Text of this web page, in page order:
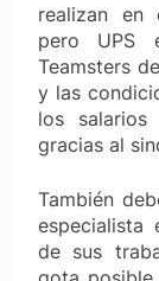
realizan en
pero UPS
Teamsters
y las
los
gracias al
También
especialista
de sus